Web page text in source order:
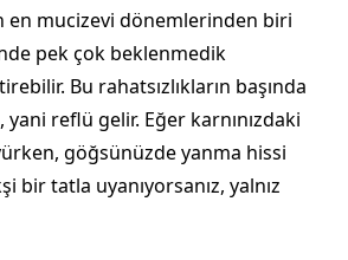
en mucizevi dönemlerinden biri
pek çok beklenmedik
Bu rahatsızlıkların başında
yani reflü gelir. Eğer karnınızdaki
göğsünüzde yanma hissi
bir tatla uyanıyorsanız, yalnız